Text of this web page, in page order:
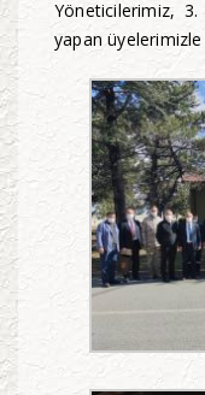
Yöneticilerimiz, 3.
yapan